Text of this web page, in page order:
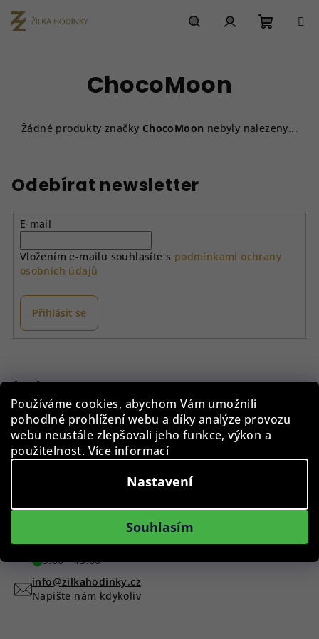
Používáme cookies, abychom Vám umožnili
pohodlné prohlížení webu a díky analýze provozu
webu neustále zlepšovali jeho funkce, výkon a
použitelnost. Více informací
Nastavení
Souhlasím
na
obsah
ChocoMoon
Žádné produkty značky ChocoMoon nebyly nalezeny...
Odebírat newsletter
E-mail
Vložením e-mailu souhlasíte s podmínkami ochrany
osobních údajů
Přihlásit se
p
a
Instagram
Sledovat na Instagramu
+420 775 955 998
9:00 - 15:00
info@zilkahodinky.cz
Napište nám kdykoliv